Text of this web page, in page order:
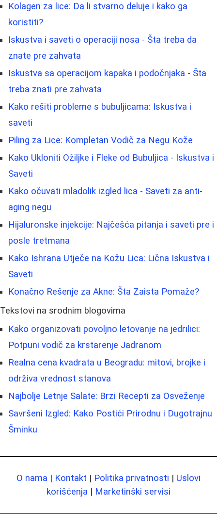
Kolagen za lice: Da li stvarno deluje i kako ga
koristiti?
Iskustva i saveti o operaciji nosa - Šta treba da
znate pre zahvata
Iskustva sa operacijom kapaka i podočnjaka - Šta
treba znati pre zahvata
Kako rešiti probleme s bubuljicama: Iskustva i
saveti
Piling za Lice: Kompletan Vodič za Negu Kože
Kako Ukloniti Ožiljke i Fleke od Bubuljica - Iskustva i
Saveti
Kako očuvati mladolik izgled lica - Saveti za anti-
aging negu
Hijaluronske injekcije: Najčešća pitanja i saveti pre i
posle tretmana
Kako Ishrana Utječe na Kožu Lica: Lična Iskustva i
Saveti
Konačno Rešenje za Akne: Šta Zaista Pomaže?
Tekstovi na srodnim blogovima
Kako organizovati povoljno letovanje na jedrilici:
Potpuni vodič za krstarenje Jadranom
Realna cena kvadrata u Beogradu: mitovi, brojke i
održiva vrednost stanova
Najbolje Letnje Salate: Brzi Recepti za Osveženje
Savršeni Izgled: Kako Postići Prirodnu i Dugotrajnu
Šminku
O nama | Kontakt | Politika privatnosti | Uslovi
korišćenja | Marketinški servisi